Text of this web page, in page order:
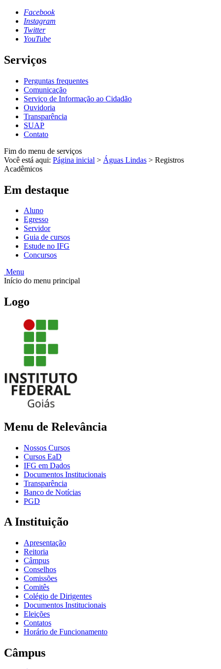
Facebook
Instagram
Twitter
YouTube
Serviços
Perguntas frequentes
Comunicação
Serviço de Informação ao Cidadão
Ouvidoria
Transparência
SUAP
Contato
Fim do menu de serviços
Você está aqui: Página inicial > Águas Lindas > Registros
Acadêmicos
Em destaque
Aluno
Egresso
Servidor
Guia de cursos
Estude no IFG
Concursos
Menu
Início do menu principal
Logo
Menu de Relevância
Nossos Cursos
Cursos EaD
IFG em Dados
Documentos Institucionais
Transparência
Banco de Notícias
PGD
A Instituição
Apresentação
Reitoria
Câmpus
Conselhos
Comissões
Comitês
Colégio de Dirigentes
Documentos Institucionais
Eleições
Contatos
Horário de Funcionamento
Câmpus